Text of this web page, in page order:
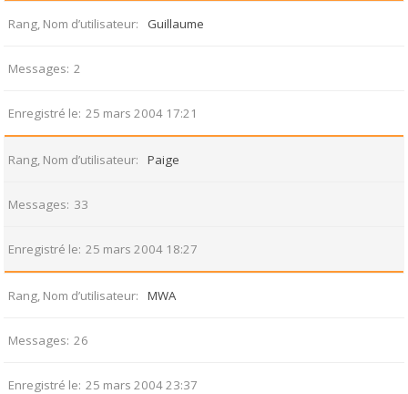
Rang, Nom d’utilisateur Guillaume
Messages 2
Enregistré le 25 mars 2004 17:21
Rang, Nom d’utilisateur Paige
Messages 33
Enregistré le 25 mars 2004 18:27
Rang, Nom d’utilisateur MWA
Messages 26
Enregistré le 25 mars 2004 23:37